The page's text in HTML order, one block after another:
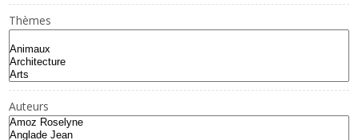
Thèmes
Auteurs